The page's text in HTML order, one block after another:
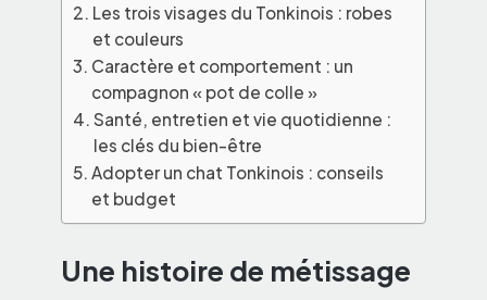
Les trois visages du Tonkinois : robes
et couleurs
Caractère et comportement : un
compagnon « pot de colle »
Santé, entretien et vie quotidienne :
les clés du bien-être
Adopter un chat Tonkinois : conseils
et budget
Une histoire de métissage